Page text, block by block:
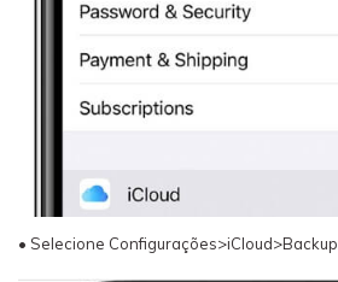
• Selecione Configurações>iCloud>Backup.